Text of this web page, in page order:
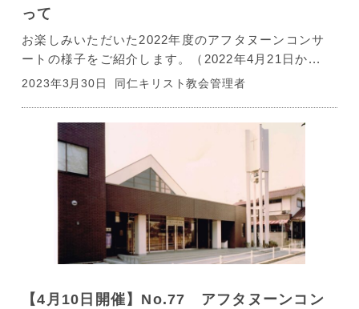
って
お楽しみいただいた2022年度のアフタヌーンコンサ
ートの様子をご紹介します。（2022年4月21日か...
2023年3月30日 同仁キリスト教会管理者
【4月10日開催】No.77 アフタヌーンコン